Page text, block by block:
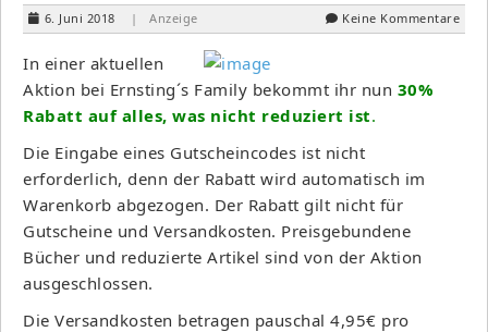
6. Juni 2018 | Anzeige Keine Kommentare
In einer aktuellen
Aktion bei Ernsting´s Family bekommt ihr nun 30%
Rabatt auf alles, was nicht reduziert ist.
Die Eingabe eines Gutscheincodes ist nicht
erforderlich, denn der Rabatt wird automatisch im
Warenkorb abgezogen. Der Rabatt gilt nicht für
Gutscheine und Versandkosten. Preisgebundene
Bücher und reduzierte Artikel sind von der Aktion
ausgeschlossen.
Die Versandkosten betragen pauschal 4,95€ pro